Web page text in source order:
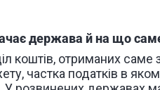
держава й на що
коштів, отриманих
частка податків в